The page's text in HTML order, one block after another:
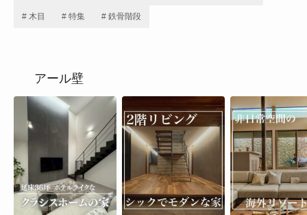
# 木目 # 特集 # 鉄骨階段
アール壁